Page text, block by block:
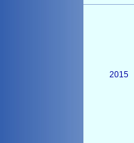
2015